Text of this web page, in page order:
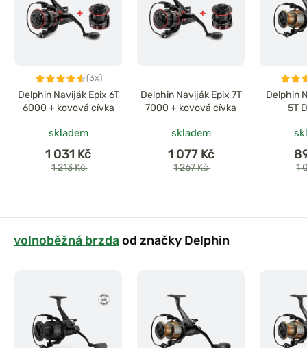
(3x)
Delphin Naviják Epix 6T
6000 + kovová cívka
skladem
1 031 Kč
1 213 Kč
Delphin Naviják Epix 7T
7000 + kovová cívka
skladem
1 077 Kč
1 267 Kč
Delphin
5T
1
volnoběžná brzdaod značky Delphin